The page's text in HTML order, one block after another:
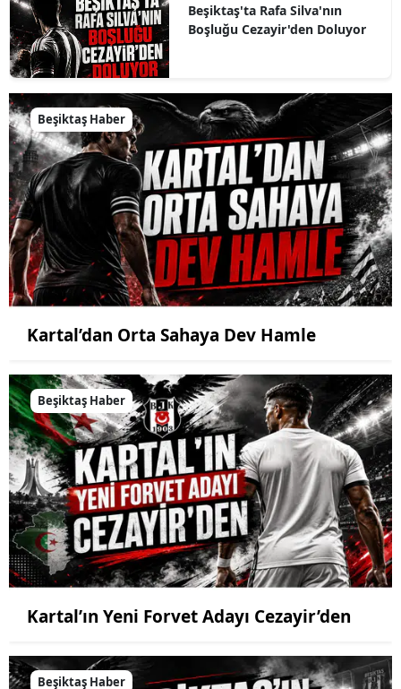
Beşiktaş'ta Rafa Silva'nın
Boşluğu Cezayir'den Doluyor
Beşiktaş Haber
Kartal’dan Orta Sahaya Dev Hamle
Beşiktaş Haber
Kartal’ın Yeni Forvet Adayı Cezayir’den
Beşiktaş Haber